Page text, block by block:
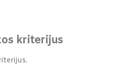
kriterijus